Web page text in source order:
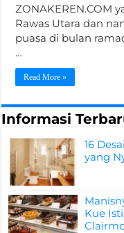
ZONAKEREN.COM
Rawas Utara dan
puasa di bulan
…
Read More »
Informasi
16
yang
Kue